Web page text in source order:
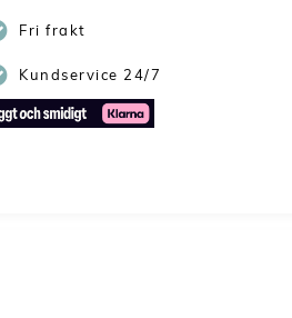
Fri frakt
Kundservice 24/7